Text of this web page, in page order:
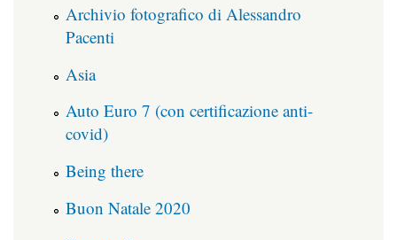
Archivio fotografico di Alessandro
Pacenti
Asia
Auto Euro 7 (con certificazione anti-
covid)
Being there
Buon Natale 2020